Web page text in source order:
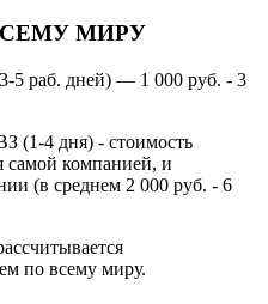
МИРУ
5 раб. дней) — 1 000 руб. - 3
(1-4 дня) - стоимость
самой компанией, и
(в среднем 2 000 руб. - 6
по всему миру.